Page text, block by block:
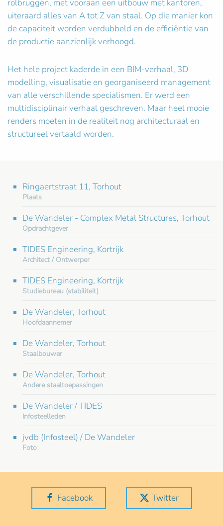
rolbruggen, met vooraan een uitbouw met kantoren,
uiteraard alles van A tot Z van staal. Op die manier kon
de capaciteit worden verdubbeld en de efficiëntie van
de productie aanzienlijk verhoogd.
Het hele project kaderde in een BIM-verhaal, 3D
modelling, visualisatie en georganiseerd management
van alle verschillende specialismen. Er werd een
multidisciplinair verhaal geschreven. Maar heel mooie
renders moeten in de realiteit nog architecturaal en
structureel vertaald worden.
Ringaertstraat 11, Torhout
Plaats
De Wandeler - Complex Metal Structures, Torhout
Opdrachtgever
TIDES Engineering, Kortrijk
Architect / Ontwerper
TIDES Engineering, Kortrijk
Studiebureau (stabiliteit)
De Wandeler, Torhout
Hoofdaannemer
De Wandeler, Torhout
Staalbouwer
De Wandeler, Torhout
Andere staaltoepassingen
De Wandeler / TIDES
Infosteelleden
jvdb (Infosteel) / De Wandeler
Foto
Facebook Twitter